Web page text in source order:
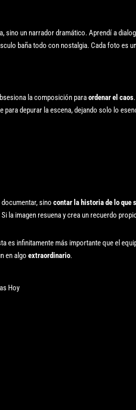
sino un narrador dramático. Aprendí a
baña todo con nostalgia. Cada foto es
la composición paraordenar el caos
para depurar la escena, dejando solo lo
sino contar la historia de lo que
la imagen resuena y crea un recuerdo
es infinitamente más importante que el
en algo extraordinario.
Hoy